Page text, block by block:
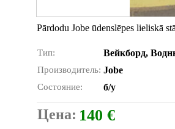
Pārdodu Jobe ūdenslēpes lieliskā
Тип: Вейкборд,
Производитель: Jobe
Состояние: б/у
Цена: 140 €